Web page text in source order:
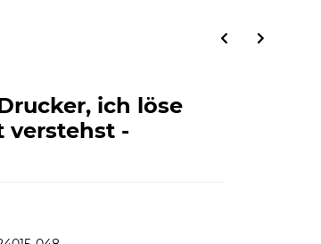
ich löse
verstehst -